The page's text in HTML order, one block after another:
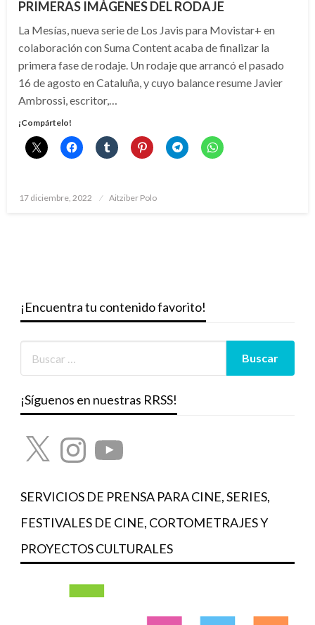
PRIMERAS IMÁGENES DEL RODAJE
La Mesías, nueva serie de Los Javis para Movistar+ en
colaboración con Suma Content acaba de finalizar la
primera fase de rodaje. Un rodaje que arrancó el pasado
16 de agosto en Cataluña, y cuyo balance resume Javier
Ambrossi, escritor,…
¡Compártelo!
Publicado
17 diciembre, 2022 Aitziber Polo
¡Encuentra tu contenido favorito!
¡Síguenos en nuestras RRSS!
X InstagramYouTube
SERVICIOS DE PRENSA PARA CINE, SERIES,
FESTIVALES DE CINE, CORTOMETRAJES Y
PROYECTOS CULTURALES